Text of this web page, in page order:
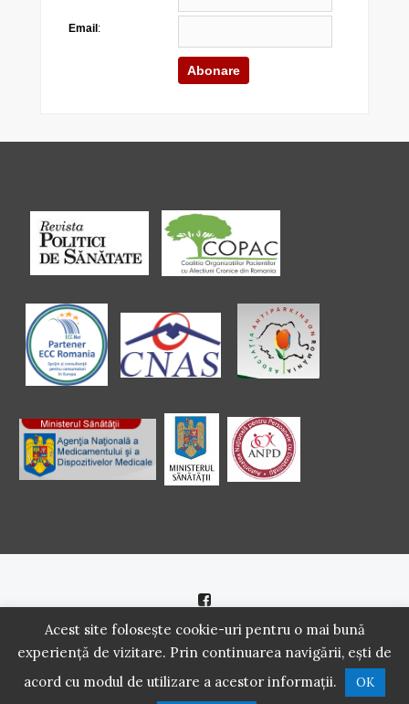
Email :
Politică de cookie |Politică de confidenţialitate
2016 - 2021 Copyright. Scoala Pacientilor - QUINN Media SRL.
Acest site folosește cookie-uri pentru o mai bună
experiență de vizitare. Prin continuarea navigării, ești de
acord cu modul de utilizare a acestor informații.
OK